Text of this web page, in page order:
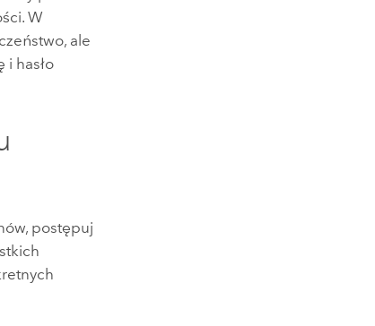
W
ale
i hasło
postępuj